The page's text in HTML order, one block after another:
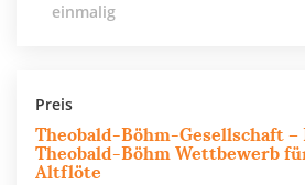
einmalig
Preis
Theobald-Böhm-Gesellschaft
Theobald-Böhm Wettbewerb
Altflöte